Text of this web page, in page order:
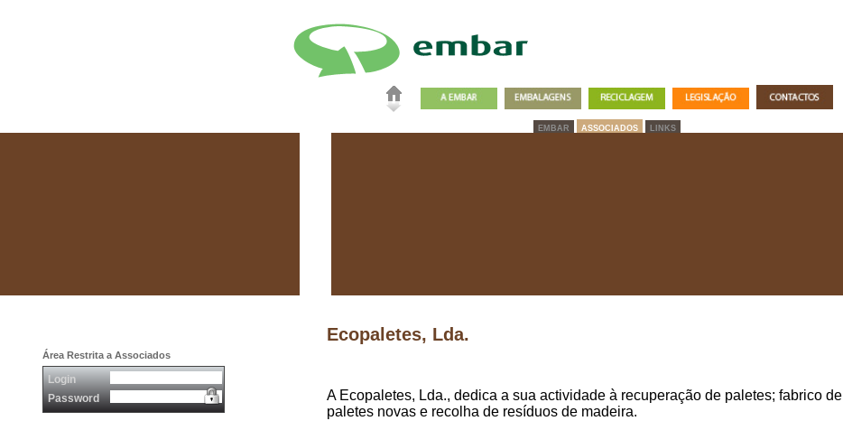
EMBAR ASSOCIADOS LINKS
Área Restrita a Associados
Login
Password
Ecopaletes, Lda.
A Ecopaletes, Lda., dedica a sua actividade à recuperação de paletes; fabrico de
paletes novas e recolha de resíduos de madeira.